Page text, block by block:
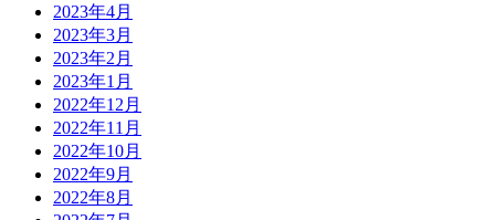
2023年4月
2023年3月
2023年2月
2023年1月
2022年12月
2022年11月
2022年10月
2022年9月
2022年8月